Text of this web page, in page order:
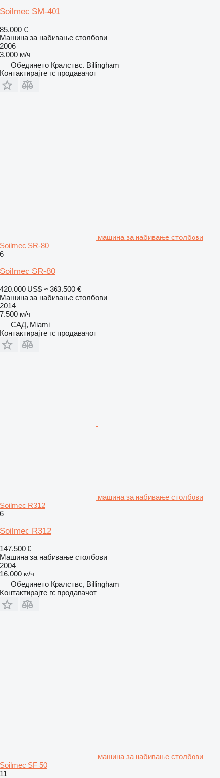
Soilmec SM-401
85.000 €
Машина за набивање столбови
2006
3.000 м/ч
Обединето Кралство, Billingham
Контактирајте го продавачот
машина за набивање столбови
Soilmec SR-80
6
Soilmec SR-80
420.000 US$ ≈ 363.500 €
Машина за набивање столбови
2014
7.500 м/ч
САД, Miami
Контактирајте го продавачот
машина за набивање столбови
Soilmec R312
6
Soilmec R312
147.500 €
Машина за набивање столбови
2004
16.000 м/ч
Обединето Кралство, Billingham
Контактирајте го продавачот
машина за набивање столбови
Soilmec SF 50
11